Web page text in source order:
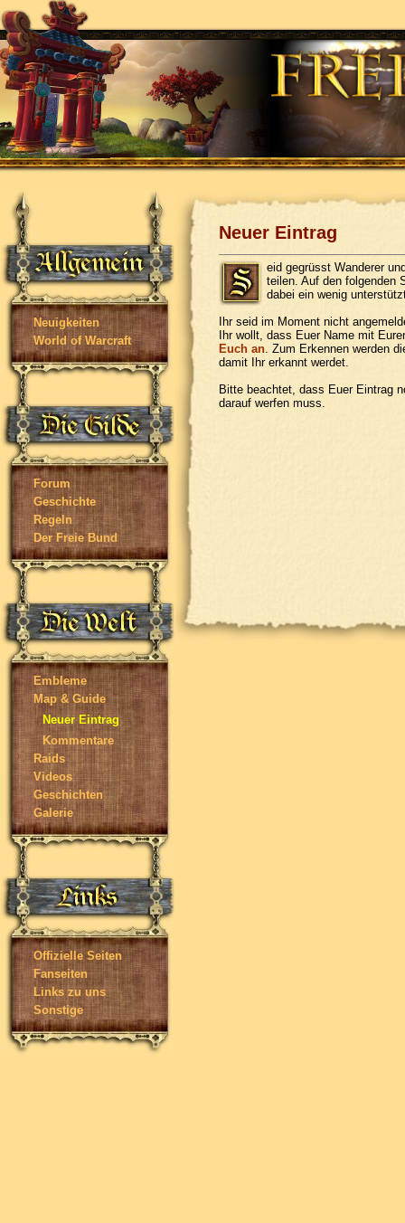
Neuigkeiten
World of Warcraft
Forum
Geschichte
Regeln
Der Freie Bund
Embleme
Map & Guide
Neuer Eintrag
Kommentare
Raids
Videos
Geschichten
Galerie
Offizielle Seiten
Fanseiten
Links zu uns
Sonstige
Neuer Eintrag
eid gegrüsst Wanderer
teilen. Auf den folgenden
dabei ein wenig
Ihr seid im Moment nicht
Ihr wollt, dass Euer Name mit
Euch an. Zum Erkennen werden
damit Ihr erkannt werdet.
Bitte beachtet, dass Euer Eintrag
darauf werfen muss.